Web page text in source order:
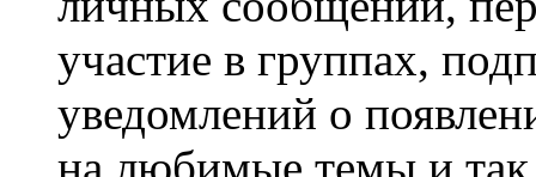
участие в группах,
уведомлений о